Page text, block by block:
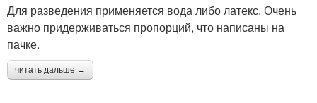
Для разведения применяется вода либо латекс. Очень
важно придерживаться пропорций, что написаны на
пачке.
читать дальше →